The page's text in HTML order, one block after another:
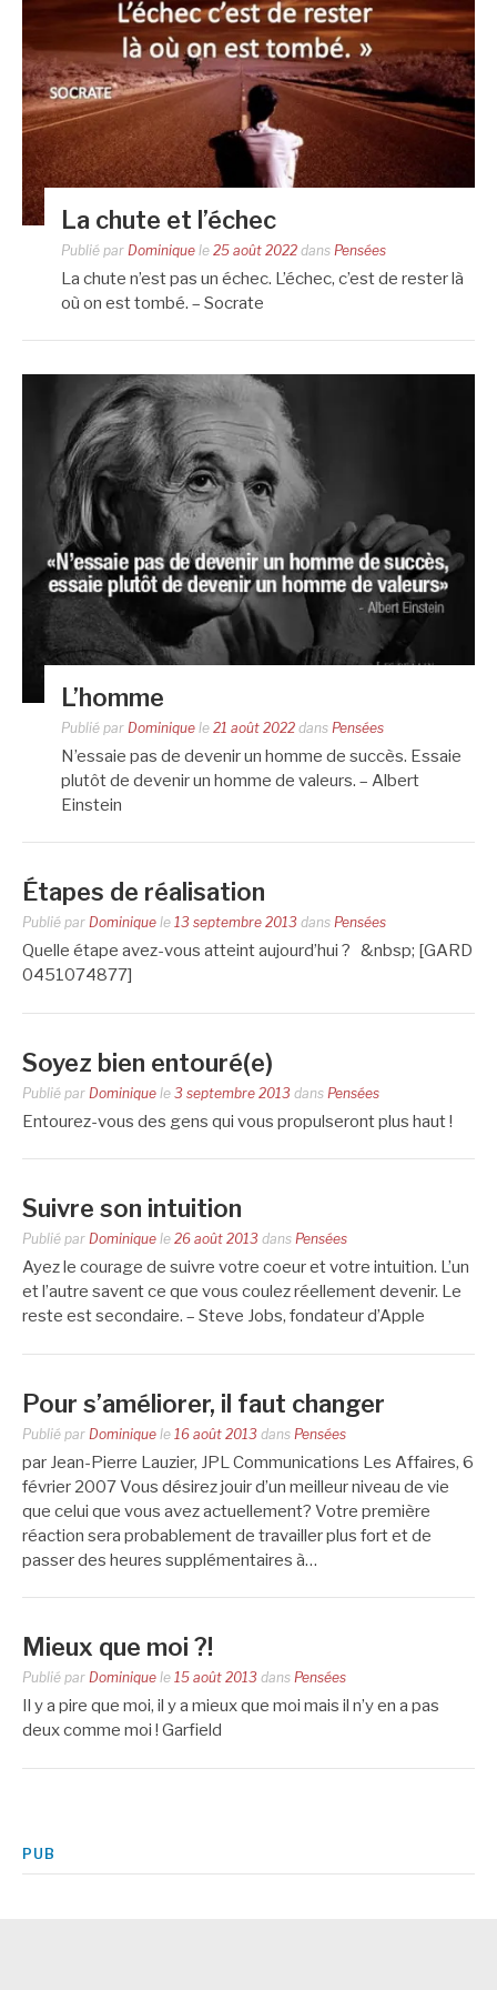
La chute et l’échec
Publié par Dominique le 25 août 2022 dans Pensées
La chute n’est pas un échec. L’échec, c’est de rester là
où on est tombé. – Socrate
L’homme
Publié par Dominique le 21 août 2022 dans Pensées
N’essaie pas de devenir un homme de succès. Essaie
plutôt de devenir un homme de valeurs. – Albert
Einstein
Étapes de réalisation
Publié par Dominique le 13 septembre 2013 dans Pensées
Quelle étape avez-vous atteint aujourd’hui ? &nbsp; [GARD
0451074877]
Soyez bien entouré(e)
Publié par Dominique le 3 septembre 2013 dans Pensées
Entourez-vous des gens qui vous propulseront plus haut !
Suivre son intuition
Publié par Dominique le 26 août 2013 dans Pensées
Ayez le courage de suivre votre coeur et votre intuition. L’un
et l’autre savent ce que vous coulez réellement devenir. Le
reste est secondaire. – Steve Jobs, fondateur d’Apple
Pour s’améliorer, il faut changer
Publié par Dominique le 16 août 2013 dans Pensées
par Jean-Pierre Lauzier, JPL Communications Les Affaires, 6
février 2007 Vous désirez jouir d’un meilleur niveau de vie
que celui que vous avez actuellement? Votre première
réaction sera probablement de travailler plus fort et de
passer des heures supplémentaires à…
Mieux que moi ?!
Publié par Dominique le 15 août 2013 dans Pensées
Il y a pire que moi, il y a mieux que moi mais il n’y en a pas
deux comme moi ! Garfield
PUB